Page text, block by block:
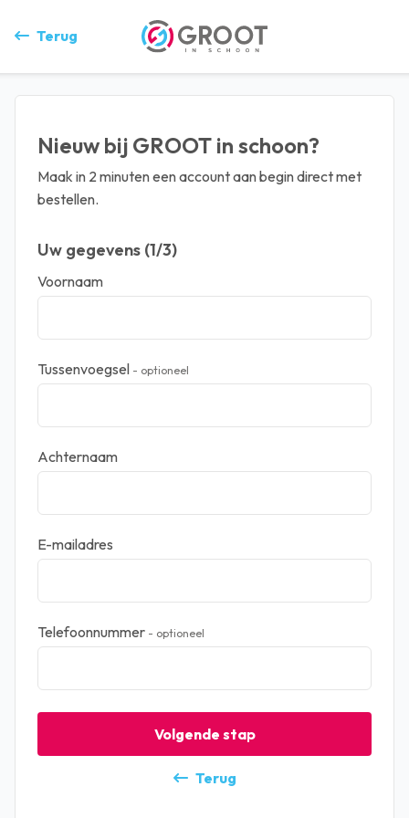
Terug
Nieuw bij GROOT in schoon?
Maak in 2 minuten een account aan begin direct met
bestellen.
Uw gegevens (1/3)
Voornaam
Tussenvoegsel - optioneel
Achternaam
E-mailadres
Telefoonnummer - optioneel
Terug